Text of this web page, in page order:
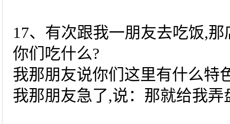
17、有次跟我一朋友去吃饭,
你们吃什么?
我那朋友说你们这里有什么
我那朋友急了,说：那就给我